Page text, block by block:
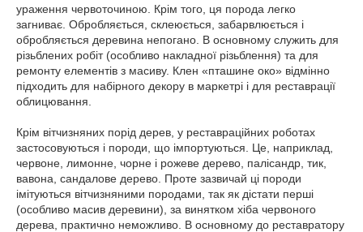
ураження червоточиною. Крім того, ця порода легко
загниває. Обробляється, склеюється, забарвлюється і
обробляється деревина непогано. В основному служить для
різьблених робіт (особливо накладної різьблення) та для
ремонту елементів з масиву. Клен «пташине око» відмінно
підходить для набірного декору в маркетрі і для реставрації
облицювання.
Крім вітчизняних порід дерев, у реставраційних роботах
застосовуються і породи, що імпортуються. Це, наприклад,
червоне, лимонне, чорне і рожеве дерево, палісандр, тик,
вавона, сандалове дерево. Проте зазвичай ці породи
імітуються вітчизняними породами, так як дістати перші
(особливо масив деревини), за винятком хіба червоного
дерева, практично неможливо. В основному до реставратору